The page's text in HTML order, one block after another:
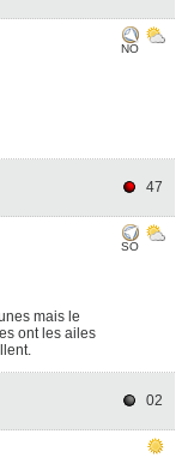
NO
47
mais le
ont les ailes
SO
02